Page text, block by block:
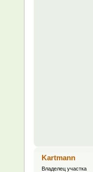
Kartmann
Владелец участка